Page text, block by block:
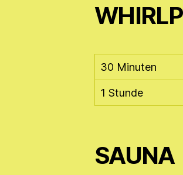
30 Minuten
1 Stunde
SAUNA